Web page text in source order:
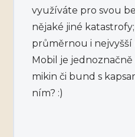
využíváte pro svou
nějaké jiné
průměrnou i nejvyšší
Mobil je
mikin či bund s
ním? :)